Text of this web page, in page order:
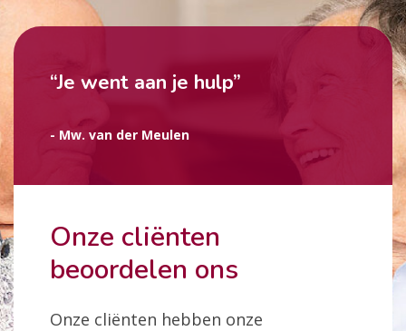
Onze cliënten
beoordelen ons
Onze cliënten hebben onze
“Je went aan je hulp”
- Mw. van der Meulen